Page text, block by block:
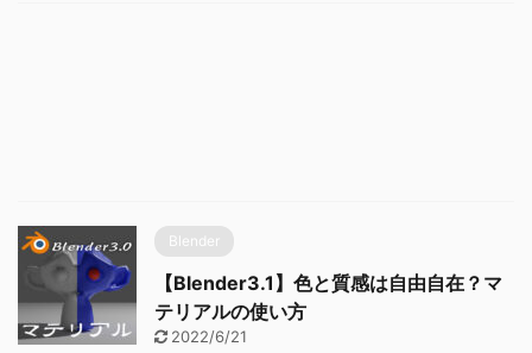
Blender
【Blender3.1】色と質感は自由自在？マ
テリアルの使い方
2022/6/21